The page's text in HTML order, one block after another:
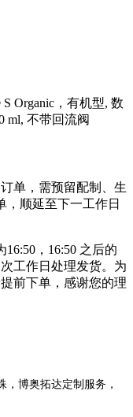
Organic，有机型, 数
ml, 不带回流阀
单，需预留配制、生
，顺延至下一工作日
，16:50 之后的
工作日处理发货。为
前下单，感谢您的理
博奥拓达定制服务，